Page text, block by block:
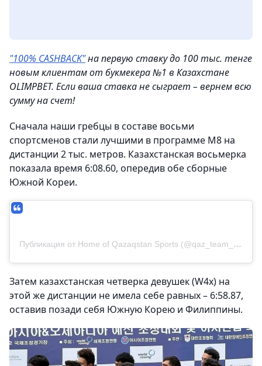
"100% CASHBACK"на первую ставку до 100 тыс. тенге
новым клиентам от букмекера №1 в Казахстане
OLIMPBET. Если ваша ставка не сыграет – вернем всю
сумму на счeт!
Сначала наши гребцы в составе восьми
спортсменов стали лучшими в программе М8 на
дистанции 2 тыс. метров. Казахстанская восьмерка
показала время 6:08.60, опередив обе сборные
Южной Кореи.
Публикация от Home of Qazaqstan Sports (@qaz_team_official)
Затем казахстанская четверка девушек (W4x) на
этой же дистанции не имела себе равных – 6:58.87,
оставив позади себя Южную Корею и Филиппины.